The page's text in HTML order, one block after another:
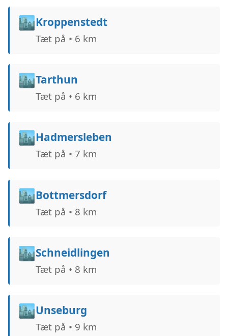
🏙️Kroppenstedt
Tæt på • 6 km
🏙️Tarthun
Tæt på • 6 km
🏙️Hadmersleben
Tæt på • 7 km
🏙️Bottmersdorf
Tæt på • 8 km
🏙️Schneidlingen
Tæt på • 8 km
🏙️Unseburg
Tæt på • 9 km